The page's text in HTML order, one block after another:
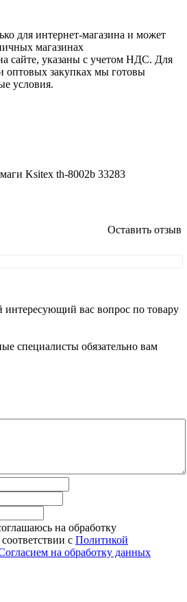
для интернет-магазина и может
магазинах
сайте, указаны с учетом НДС. Для
оптовых закупках мы готовы
условия.
Ksitex th-8002b 33283
Оставить отзыв
вас вопрос по товару
специалисты обязательно вам
на обработку
с Политикой
на обработку данных